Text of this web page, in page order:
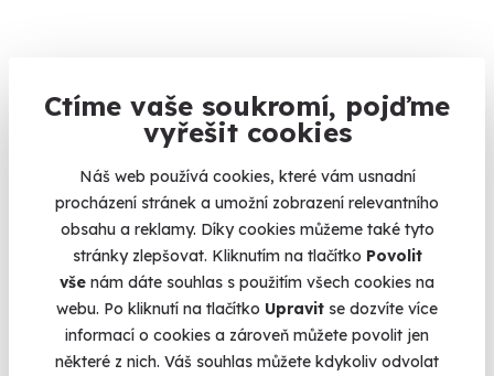
Ctíme vaše soukromí, pojďme
vyřešit cookies
Náš web používá cookies, které vám usnadní
procházení stránek a umožní zobrazení relevantního
obsahu a reklamy. Díky cookies můžeme také tyto
stránky zlepšovat. Kliknutím na tlačítko Povolit
vše nám dáte souhlas s použitím všech cookies na
webu. Po kliknutí na tlačítko Upravit se dozvíte více
informací o cookies a zároveň můžete povolit jen
některé z nich. Váš souhlas můžete kdykoliv odvolat
Pobyt v korunách stromů
Jako Robinson Crusoe by chtěl žít každý.
Proseč pod Ještědem (Liberec)
4 990 Kč
4 250 Kč